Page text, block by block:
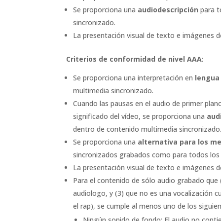
Se proporciona una audiodescripción para
sincronizado.
La presentación visual de texto e imágenes
Criterios de conformidad de nivel AAA:
Se proporciona una interpretación en
multimedia sincronizado.
Cuando las pausas en el audio de primer
significado del vídeo, se proporciona una
dentro de contenido multimedia
Se proporciona una alternativa para los
sincronizados grabados como para todos
La presentación visual de texto e imágenes
Para el contenido de sólo audio grabado
audiologo, y (3) que no es una vocalización
el rap), se cumple al menos uno de los